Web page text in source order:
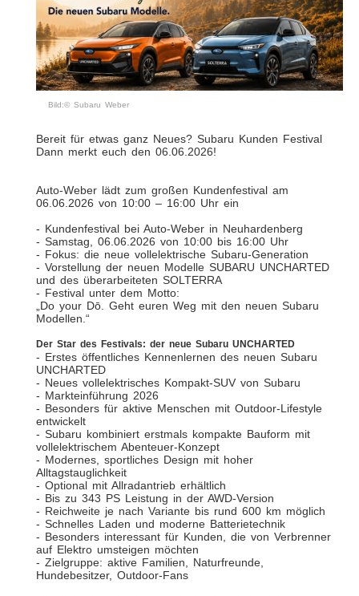
Bild:© Subaru Weber
Bereit für etwas ganz Neues? Subaru Kunden Festival
Dann merkt euch den 06.06.2026!
Auto-Weber lädt zum großen Kundenfestival am
06.06.2026 von 10:00 – 16:00 Uhr ein
- Kundenfestival bei Auto-Weber in Neuhardenberg
- Samstag, 06.06.2026 von 10:00 bis 16:00 Uhr
- Fokus: die neue vollelektrische Subaru-Generation
- Vorstellung der neuen Modelle SUBARU UNCHARTED
und des überarbeiteten SOLTERRA
- Festival unter dem Motto:
„Do your Dō. Geht euren Weg mit den neuen Subaru
Modellen.“
Der Star des Festivals: der neue Subaru UNCHARTED
- Erstes öffentliches Kennenlernen des neuen Subaru
UNCHARTED
- Neues vollelektrisches Kompakt-SUV von Subaru
- Markteinführung 2026
- Besonders für aktive Menschen mit Outdoor-Lifestyle
entwickelt
- Subaru kombiniert erstmals kompakte Bauform mit
vollelektrischem Abenteuer-Konzept
- Modernes, sportliches Design mit hoher
Alltagstauglichkeit
- Optional mit Allradantrieb erhältlich
- Bis zu 343 PS Leistung in der AWD-Version
- Reichweite je nach Variante bis rund 600 km möglich
- Schnelles Laden und moderne Batterietechnik
- Besonders interessant für Kunden, die von Verbrenner
auf Elektro umsteigen möchten
- Zielgruppe: aktive Familien, Naturfreunde,
Hundebesitzer, Outdoor-Fans